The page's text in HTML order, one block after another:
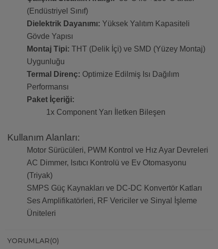
(Endüstriyel Sınıf)
Dielektrik Dayanımı: Yüksek Yalıtım Kapasiteli
Gövde Yapısı
Montaj Tipi: THT (Delik İçi) ve SMD (Yüzey Montaj)
Uygunluğu
Termal Direnç: Optimize Edilmiş Isı Dağılım
Performansı
Paket İçeriği:
1x Component Yarı İletken Bileşen
Kullanım Alanları:
Motor Sürücüleri, PWM Kontrol ve Hız Ayar Devreleri
AC Dimmer, Isıtıcı Kontrolü ve Ev Otomasyonu
(Triyak)
SMPS Güç Kaynakları ve DC-DC Konvertör Katları
Ses Amplifikatörleri, RF Vericiler ve Sinyal İşleme
Üniteleri
YORUMLAR(0)